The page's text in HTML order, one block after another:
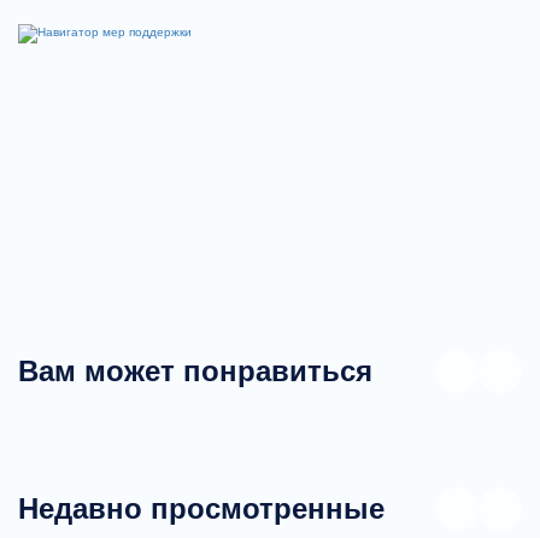
Вам может понравиться
Недавно просмотренные